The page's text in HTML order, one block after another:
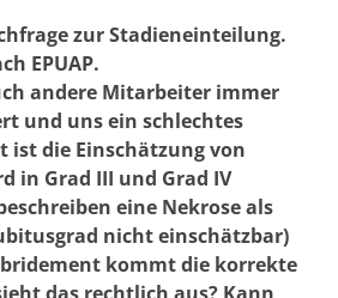
zur Stadieneinteilung.
EPUAP.
andere Mitarbeiter immer
und uns ein schlechtes
ist die Einschätzung von
in Grad III und Grad IV
eine Nekrose als
nicht einschätzbar)
kommt die korrekte